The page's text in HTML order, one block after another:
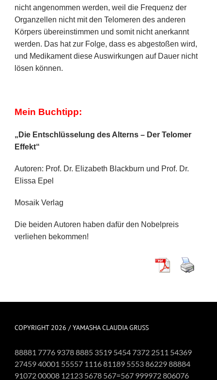
nicht angenommen werden, weil die Frequenz der
Organzellen nicht mit den Telomeren des anderen
Körpers übereinstimmen und somit nicht anerkannt
werden. Das hat zur Folge, dass es abgestoßen wird,
und Medikament diese Auswirkungen auf Dauer nicht
lösen können.
Mein Buchtipp:
„Die Entschlüsselung des Alterns – Der Telomer
Effekt“
Autoren: Prof. Dr. Elizabeth Blackburn und Prof. Dr.
Elissa Epel
Mosaik Verlag
Die beiden Autoren haben dafür den Nobelpreis
verliehen bekommen!
COPYRIGHT 2026 / YAMASHA CLAUDIA GRUSS
88881 7776 9378 8885 3519 5454 7372 2511 54369
27459 40001 55557 1116 81189 5553 86229 88884
91072 00008 12123 5678 567=567 999972 806076